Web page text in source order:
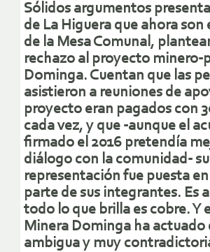
Sólidos argumentos
de La Higuera que ahora son
de la Mesa Comunal,
rechazo al proyecto minero-
Dominga. Cuentan que las
asistieron a reuniones de
proyecto eran pagados con
cada vez, y que -aunque el
firmado el 2016 pretendía
diálogo con la comunidad- su
representación fue puesta
parte de sus integrantes. Es
todo lo que brilla es cobre. Y
Minera Dominga ha actuado
ambigua y muy